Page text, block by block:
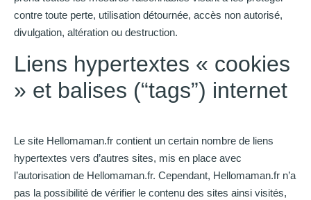
contre toute perte, utilisation détournée, accès non autorisé,
divulgation, altération ou destruction.
Liens hypertextes « cookies
» et balises (“tags”) internet
Le site Hellomaman.fr contient un certain nombre de liens
hypertextes vers d’autres sites, mis en place avec
l’autorisation de Hellomaman.fr. Cependant, Hellomaman.fr n’a
pas la possibilité de vérifier le contenu des sites ainsi visités,